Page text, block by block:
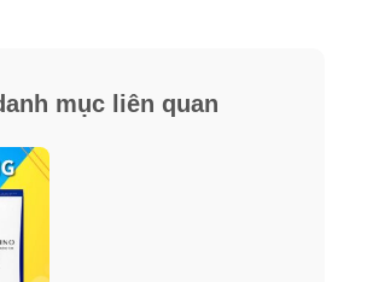
ẩm với các hoạt chất Glycerin,
Glycol có khả năng dưỡng
độ ẩm cần thiết chống tình trạng
Kết hợp khả năng kiểm soát nhờn
mục liên quan